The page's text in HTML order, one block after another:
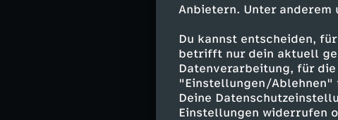
Anbietern. Unter anderem
Du kannst entscheiden,
betrifft nur dein aktuell
Datenverarbeitung, für
"Einstellungen/Ablehnen"
Deine
Einstellungen widerrufen
Déjà Pearson -
Malik Hodges -
Dr. Leigh -
Gregory -